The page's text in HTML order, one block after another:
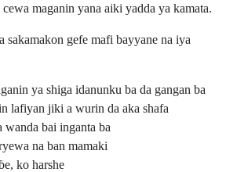
maganin yana aiki yadda ya kamata.
sakamakon gefe mafi bayyane na iya
ya shiga idanunku ba da gangan ba
lafiyan jiki a wurin da aka shafa
bai inganta ba
na ban mamaki
ko harshe